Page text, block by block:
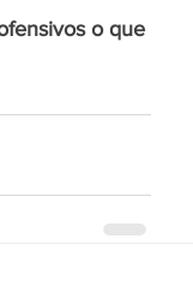
o que